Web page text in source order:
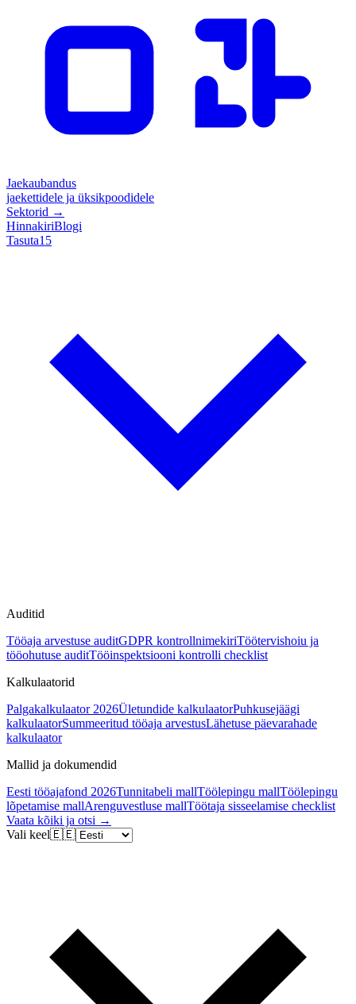
Jaekaubandus
jaekettidele ja üksikpoodidele
Sektorid →
HinnakiriBlogi
Tasuta15
Auditid
Tööaja arvestuse auditGDPR kontrollnimekiriTöötervishoiu ja
tööohutuse auditTööinspektsiooni kontrolli checklist
Kalkulaatorid
Palgakalkulaator 2026Ületundide kalkulaatorPuhkusejäägi
kalkulaatorSummeeritud tööaja arvestusLähetuse päevarahade
kalkulaator
Mallid ja dokumendid
Eesti tööajafond 2026Tunnitabeli mallTöölepingu mallTöölepingu
lõpetamise mallArenguvestluse mallTöötaja sisseelamise checklist
Vaata kõiki ja otsi →
Vali keel🇪🇪